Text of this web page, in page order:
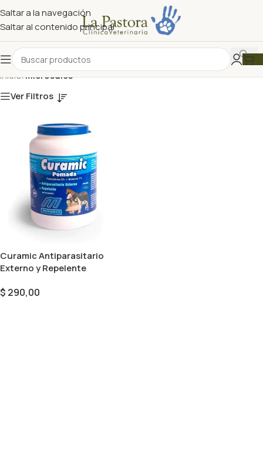
Saltar a la navegación
Saltar al contenido principal
Inicio/Microsules
Ver Filtros
Curamic Antiparasitario
Externo y Repelente
$ 290,00